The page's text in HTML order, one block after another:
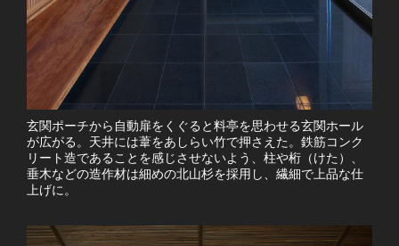
玄関ポーチから自動扉をくぐると料亭を思わせる玄関ホール
が広がる。天井には葦をあしらい竹で押さえた。鉄筋コンク
リート造であることを感じさせないよう、柱や桁（けた）、
垂木などの造作材は細めの北山杉を採用し、繊細で上品な仕
上げに。